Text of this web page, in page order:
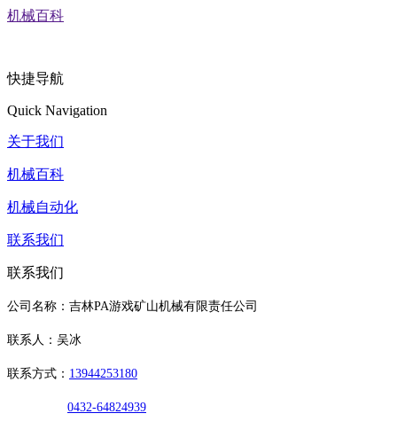
机械百科
快捷导航
Quick Navigation
关于我们
机械百科
机械自动化
联系我们
联系我们
公司名称：吉林PA游戏矿山机械有限责任公司
联系人：吴冰
联系方式： 13944253180
0432-64824939